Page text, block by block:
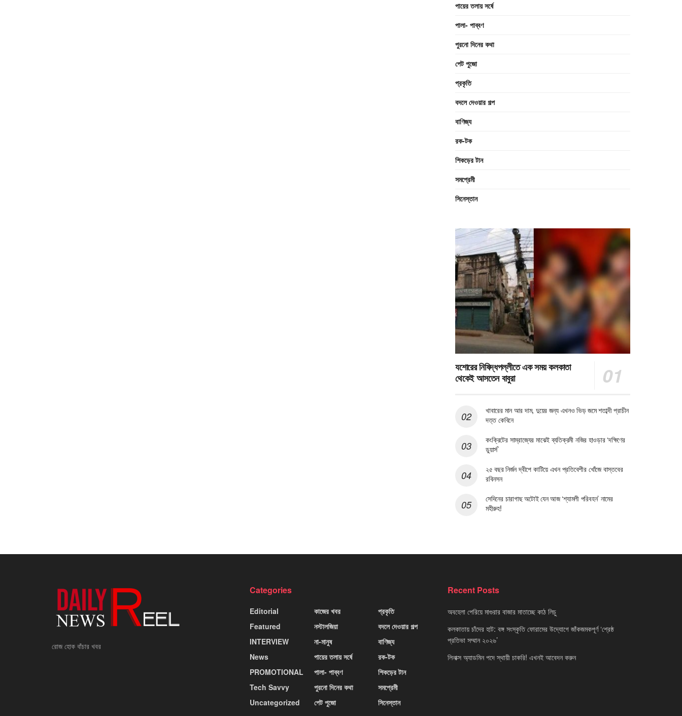
পায়ের তলায় সর্ষে
পালা- পাব্বণ
পুরনো দিনের কথা
পেট পুজো
প্রকৃতি
বদলে দেওয়ার গল্প
বাণিজ্য
রক-টক
শিকড়ের টান
সমপ্রেমী
সিনেস্তান
যশোরের নিষিদ্ধপল্লীতে এক সময় কলকাতা
থেকেই আসতেন বাবুরা
খাবারের মান আর দাম, দুয়ের জন্য এখনও ভিড় জমে শতাব্দী প্রাচীন
দত্ত কেবিনে
কংক্রিটের সাম্রাজ্যের মাঝেই ব্যতিক্রমী নজির হাওড়ার ‘দক্ষিণের
ডুয়ার্স’
২৫ বছর নির্জন দ্বীপে কাটিয়ে এখন প্রতিবেশীর খোঁজে বাস্তবের
রবিনসন
সেদিনের চারাগাছ অটোই যেন আজ ‘শ্যামলী পরিবহন’ নামের
মহীরুহ!
রোজ হোক বাঁচার খবর
Categories
Editorial
Featured
INTERVIEW
News
PROMOTIONAL
Tech Savvy
Uncategorized
কাজের খবর
নস্টালজিয়া
না-মানুষ
পায়ের তলায় সর্ষে
পালা- পাব্বণ
পুরনো দিনের কথা
পেট পুজো
প্রকৃতি
বদলে দেওয়ার গল্প
বাণিজ্য
রক-টক
শিকড়ের টান
সমপ্রেমী
সিনেস্তান
Recent Posts
অবহেলা পেরিয়ে মাগুরার বাজার মাতাচ্ছে কাঠ লিচু
কলকাতায় চাঁদের হাট: বঙ্গ সংস্কৃতি ফোরামের উদ্যোগে জাঁকজমকপূর্ণ ‘শ্রেষ্ঠ
প্রতিভা সম্মান ২০২৬’
লিনাক্স অ্যাডমিন পদে স্থায়ী চাকরি! এখনই আবেদন করুন